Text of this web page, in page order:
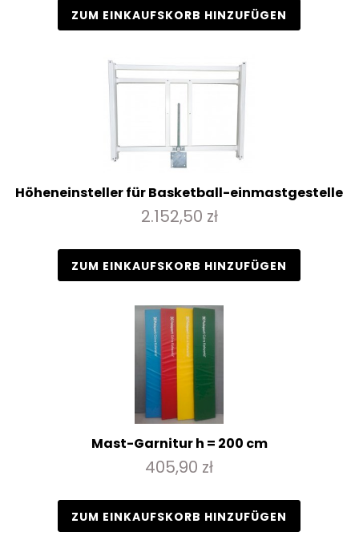
ZUM EINKAUFSKORB HINZUFÜGEN
Höheneinsteller für Basketball-einmastgestelle
2.152,50 zł
ZUM EINKAUFSKORB HINZUFÜGEN
Mast-Garnitur h = 200 cm
405,90 zł
ZUM EINKAUFSKORB HINZUFÜGEN